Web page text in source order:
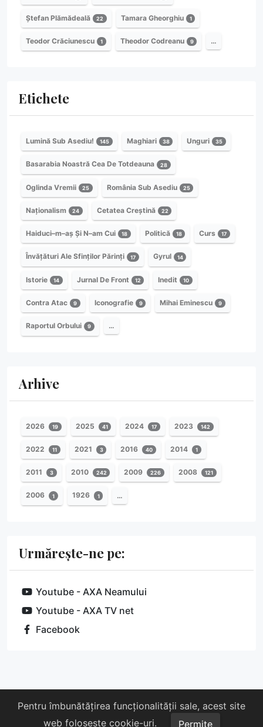
Ștefan Plămădeală 22 Tamara Gheorghiu 1
Teodor Crăciunescu 1 Theodor Codreanu 9 …
Etichete
Lumină Sub Asediu! 145 Maghiari 38 Unguri 35
Basarabia Noastră Cea De Totdeauna 28
Oglinda Vremii 25 România Sub Asediu 25
Naționalism 24 Cetatea Creștină 22
Haiduci–m–aș Și N–am Cui 18 Politică 18 Curs 17
Învățături Ale Sfinților Părinți 17 Gyrul 14
Istorie 14 Jurnal De Front 12 Inedit 10
Contra Atac 9 Iconografie 9 Mihai Eminescu 9
Raportul Orbului 9 …
Arhive
2026 19 2025 41 2024 17 2023 142
2022 11 2021 3 2016 40 2014 1
2011 3 2010 242 2009 226 2008 121
2006 1 1926 1 …
Urmărește-ne pe:
Youtube - AXA Neamului
Youtube - AXA TV net
Facebook
Despre noi Susține-ne
Contact
Copyright © 2026 AXA. Toate drepturile rezervate.
Pentru îmbunătățirea funcționalității sale, acest site
web folosește cookie-uri.
Permite